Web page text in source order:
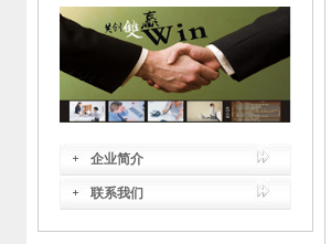
企业简介
联系我们